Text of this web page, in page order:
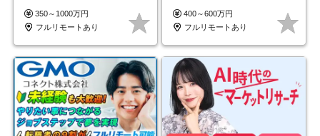
イル自由／研修充実で安心
350～1000万円
フルリモートあり
600万円可
400～600万円
フルリモートあり